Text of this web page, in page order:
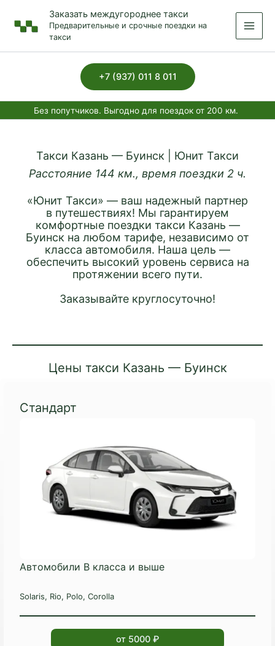
содержимому
Заказать междугороднее такси
Предварительные и срочные поездки на
такси
+7 (937) 011 8 011
Без попутчиков. Выгодно для поездок от 200 км.
Такси Казань — Буинск | Юнит Такси
Расстояние 144 км., время поездки 2 ч.
«Юнит Такси» — ваш надежный партнер
в путешествиях! Мы гарантируем
комфортные поездки такси Казань —
Буинск на любом тарифе, независимо от
класса автомобиля. Наша цель —
обеспечить высокий уровень сервиса на
протяжении всего пути.
Заказывайте круглосуточно!
Цены такси Казань — Буинск
Стандарт
Автомобили B класса и выше
Solaris, Rio, Polo, Corolla
от 5000 ₽